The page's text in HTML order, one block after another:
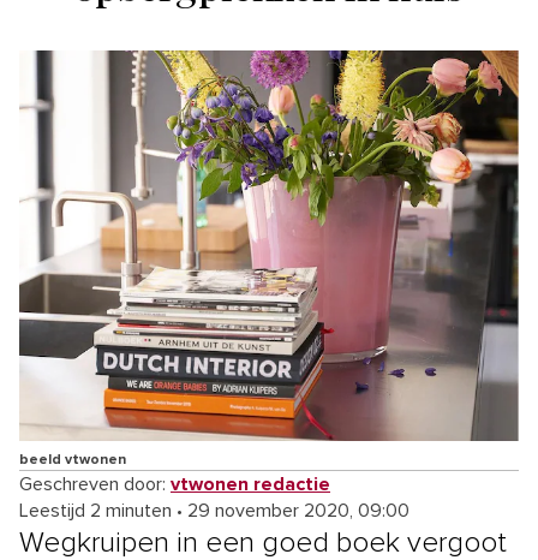
beeld vtwonen
Geschreven door: vtwonen redactie
Leestijd 2 minuten • 29 november 2020, 09:00
Wegkruipen in een goed boek vergoot